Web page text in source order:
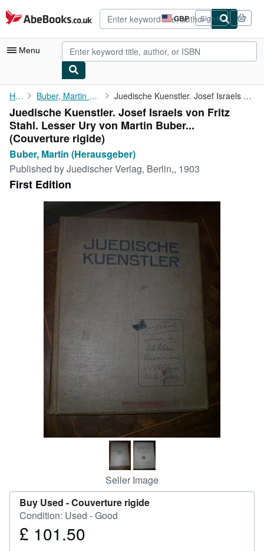
Skip to main content
AbeBooks.co.uk GBP
Site
shopping
preferences
Sign in
Menu
My Account
My Purchases
Advanced Search
Browse Collections
Home Buber, Martin (Herausgeber) Juedische Kuenstler. Josef Israels von Fritz Stahl. Lesser Ury ...
Juedische Kuenstler. Josef Israels von Fritz
Stahl. Lesser Ury von Martin Buber...
(Couverture rigide)
Buber, Martin (Herausgeber)
Published byJuedischer Verlag, Berlin,, 1903
First Edition
Seller Image
Buy Used -Couverture rigide
Condition: Used - Good
Price
£ 101.50